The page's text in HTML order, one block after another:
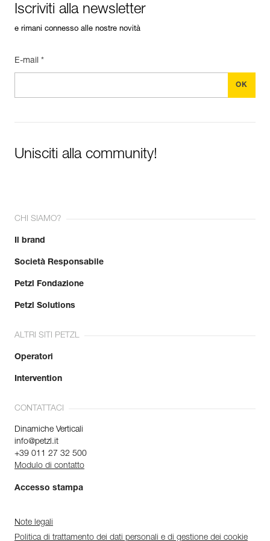
Iscriviti alla newsletter
e rimani connesso alle nostre novità
E-mail *
Unisciti alla community!
CHI SIAMO?
Il brand
Società Responsabile
Petzl Fondazione
Petzl Solutions
ALTRI SITI PETZL
Operatori
Intervention
CONTATTACI
Dinamiche Verticali
info@petzl.it
+39 011 27 32 500
Modulo di contatto
Accesso stampa
Note legali
Politica di trattamento dei dati personali e di gestione dei cookie